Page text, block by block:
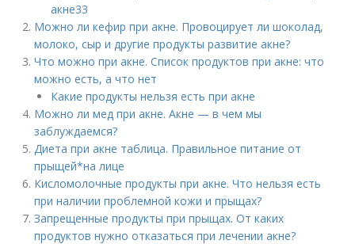
акне33
Можно ли кефир при акне. Провоцирует ли шоколад,
молоко, сыр и другие продукты развитие акне?
Что можно при акне. Список продуктов при акне: что
можно есть, а что нет
Какие продукты нельзя есть при акне
Можно ли мед при акне. Акне — в чем мы
заблуждаемся?
Диета при акне таблица. Правильное питание от
прыщей*на лице
Кисломолочные продукты при акне. Что нельзя есть
при наличии проблемной кожи и прыщах?
Запрещенные продукты при прыщах. От каких
продуктов нужно отказаться при лечении акне?